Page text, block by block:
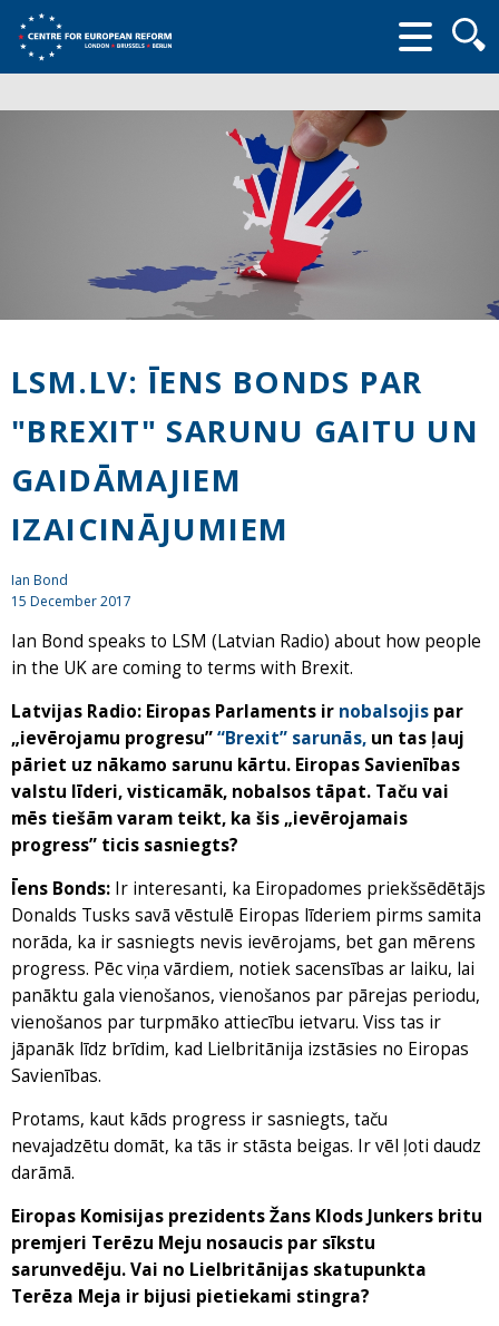
form
LSM.LV: ĪENS BONDS PAR
"BREXIT" SARUNU GAITU UN
GAIDĀMAJIEM
IZAICINĀJUMIEM
Ian Bond
15 December 2017
Ian Bond speaks to LSM (Latvian Radio) about how people
in the UK are coming to terms with Brexit.
Latvijas Radio: Eiropas Parlaments ir nobalsojis par
„ievērojamu progresu”“Brexit” sarunās, un tas ļauj
pāriet uz nākamo sarunu kārtu. Eiropas Savienības
valstu līderi, visticamāk, nobalsos tāpat. Taču vai
mēs tiešām varam teikt, ka šis „ievērojamais
progress” ticis sasniegts?
Īens Bonds: Ir interesanti, ka Eiropadomes priekšsēdētājs
Donalds Tusks savā vēstulē Eiropas līderiem pirms samita
norāda, ka ir sasniegts nevis ievērojams, bet gan mērens
progress. Pēc viņa vārdiem, notiek sacensības ar laiku, lai
panāktu gala vienošanos, vienošanos par pārejas periodu,
vienošanos par turpmāko attiecību ietvaru. Viss tas ir
jāpanāk līdz brīdim, kad Lielbritānija izstāsies no Eiropas
Savienības.
Protams, kaut kāds progress ir sasniegts, taču
nevajadzētu domāt, ka tās ir stāsta beigas. Ir vēl ļoti daudz
darāmā.
Eiropas Komisijas prezidents Žans Klods Junkers britu
premjeri Terēzu Meju nosaucis par sīkstu
sarunvedēju. Vai no Lielbritānijas skatupunkta
Terēza Meja ir bijusi pietiekami stingra?